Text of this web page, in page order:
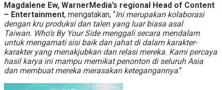
Magdalene Ew, WarnerMedia’s regional Head of Content
– Entertainment, mengatakan, “Ini merupakan kolaborasi
dengan kru produksi dan talen yang luar biasa asal
Taiwan. Who’s By Your Side menggali secara mendalam
untuk mengamati sisi baik dan jahat di dalam karakter-
karakter yang menakjubkan dan relasi mereka. Kami percaya
hasil karya ini mampu memikat penonton di seluruh Asia
dan membuat mereka merasakan ketegangannya.”